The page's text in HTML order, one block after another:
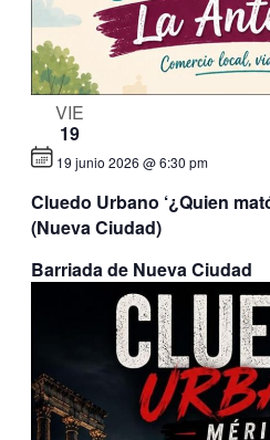
VIE
19
Cluedo Urbano ‘¿Quien
(Nueva Ciudad)
19 junio 2026 @ 6:30 pm
Barriada de Nueva Ciudad